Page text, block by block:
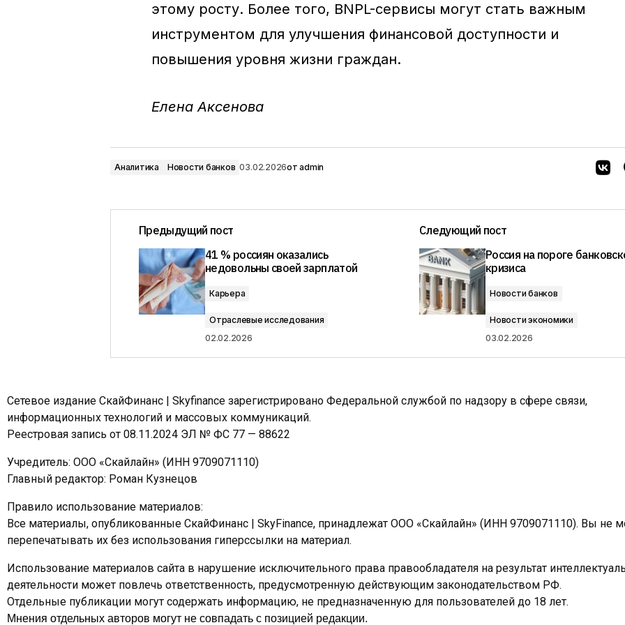
этому росту. Более того, BNPL-сервисы могут стать важным
инструментом для улучшения финансовой доступности и
повышения уровня жизни граждан.
Елена Аксенова
Аналитика Новости банков 03.02.2026от admin
Предыдущий пост
41 % россиян оказались
недовольны своей зарплатой
Карьера
Отраслевые исследования
02.02.2026
Следующий пост
Россия на пороге
кризиса
Новости банков
Новости экономики
03.02.2026
Сетевое издание СкайФинанс | Skyfinance зарегистрировано Федеральной службой по надзору в сфере связи,
информационных технологий и массовых коммуникаций.
Реестровая запись от 08.11.2024 ЭЛ № ФС 77 — 88622
Учредитель: ООО «Скайлайн» (ИНН 9709071110)
Главный редактор: Роман Кузнецов
Правило использование материалов:
Все материалы, опубликованные СкайФинанс | SkyFinance, принадлежат ООО «Скайлайн» (ИНН 9709071110). Вы не
перепечатывать их без использования гиперссылки на материал.
Использование материалов сайта в нарушение исключительного права правообладателя на результат
деятельности может повлечь ответственность, предусмотренную действующим законодательством РФ.
Отдельные публикации могут содержать информацию, не предназначенную для пользователей до 18 лет.
Мнения отдельных авторов могут не совпадать с позицией редакции.